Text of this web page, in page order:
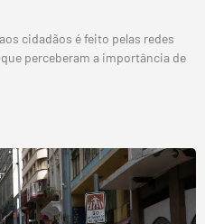
cidadãos é feito pelas redes
perceberam a importância de